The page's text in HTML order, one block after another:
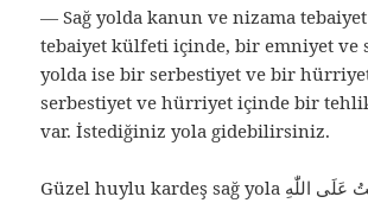
— Sağ yolda kanun ve nizama tebaiyet
tebaiyet külfeti içinde, bir emniyet ve
yolda ise bir serbestiyet ve bir
serbestiyet ve hürriyet içinde bir
var. İstediğiniz yola gidebilirsiniz.
Güzel huylu kardeş sağ yola تَوَكَّلْتُ عَلَى اللّٰهِ deyip